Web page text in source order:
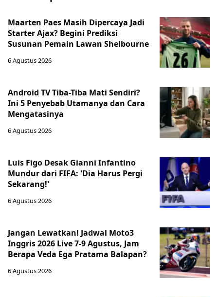
Maarten Paes Masih Dipercaya Jadi
Starter Ajax? Begini Prediksi
Susunan Pemain Lawan Shelbourne
6 Agustus 2026
Android TV Tiba-Tiba Mati Sendiri?
Ini 5 Penyebab Utamanya dan Cara
Mengatasinya
6 Agustus 2026
Luis Figo Desak Gianni Infantino
Mundur dari FIFA: 'Dia Harus Pergi
Sekarang!'
6 Agustus 2026
Jangan Lewatkan! Jadwal Moto3
Inggris 2026 Live 7-9 Agustus, Jam
Berapa Veda Ega Pratama Balapan?
6 Agustus 2026